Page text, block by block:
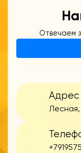
Отвечаем
Адрес
Лесная,